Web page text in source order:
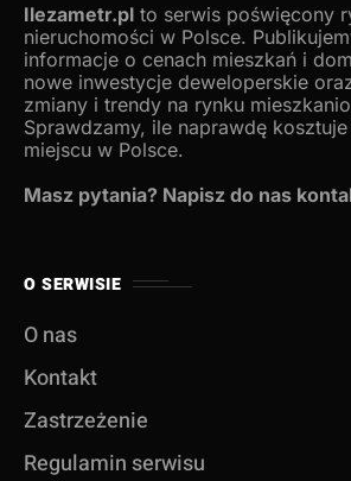
Ilezametr.pl to serwis poświęcony
nieruchomości w Polsce.
informacje o cenach mieszkań i
nowe inwestycje deweloperskie
zmiany i trendy na rynku
Sprawdzamy, ile naprawdę
miejscu w Polsce.
Masz pytania? Napisz do nas
O SERWISIE
O nas
Kontakt
Zastrzeżenie
Regulamin serwisu